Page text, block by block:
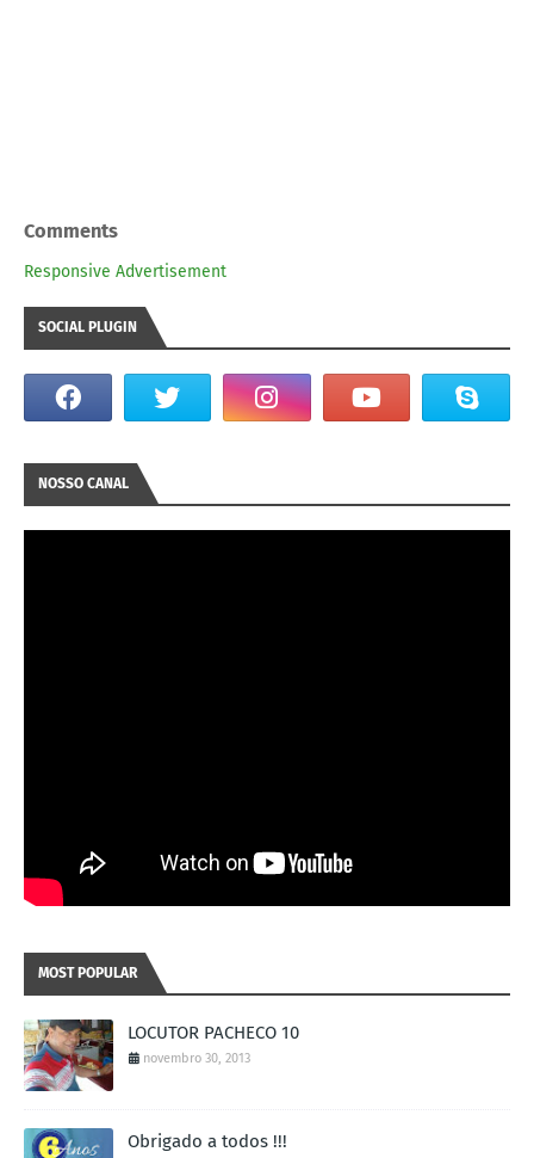
Comments
Responsive Advertisement
SOCIAL PLUGIN
NOSSO CANAL
MOST POPULAR
LOCUTOR PACHECO 10
novembro 30, 2013
Obrigado a todos !!!